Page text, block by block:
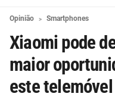
Opinião Smartphones
Xiaomi pode
maior
este telemóvel